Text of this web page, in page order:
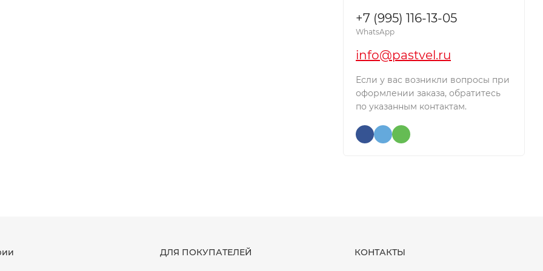
+7 (995) 116-13-05
WhatsApp
info@pastvel.ru
Если у вас возникли вопросы при
оформлении заказа, обратитесь
по указанным контактам.
ДЛЯ ПОКУПАТЕЛЕЙ КОНТАКТЫ